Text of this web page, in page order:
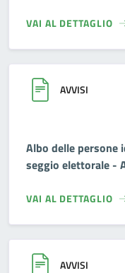
VAI AL DETTAGLIO
AVVISI
Albo delle persone
seggio elettorale -
VAI AL DETTAGLIO
AVVISI